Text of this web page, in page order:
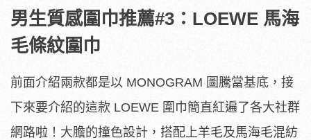
男生質感圍巾推薦#3：LOEWE 馬海
毛條紋圍巾
前面介紹兩款都是以 MONOGRAM 圖騰當基底，接
下來要介紹的這款 LOEWE 圍巾簡直紅遍了各大社群
網路啦！大膽的撞色設計，搭配上羊毛及馬海毛混紡